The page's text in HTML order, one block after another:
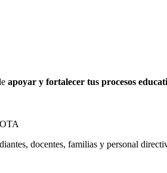
apoyar y fortalecer tus procesos
docentes, familias y personal